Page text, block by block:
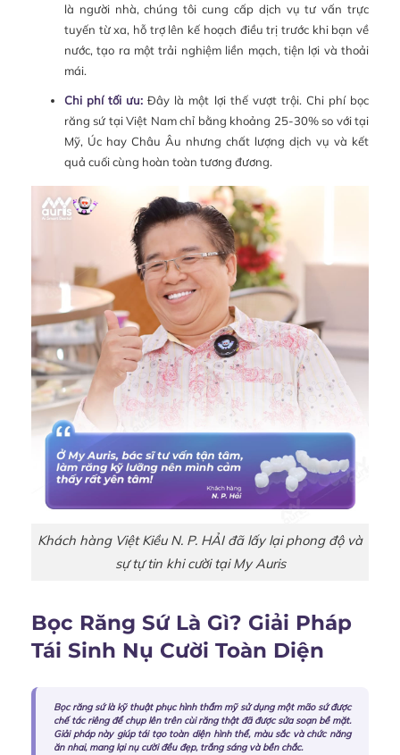
là người nhà, chúng tôi cung cấp dịch vụ tư vấn trực
tuyến từ xa, hỗ trợ lên kế hoạch điều trị trước khi bạn về
nước, tạo ra một trải nghiệm liền mạch, tiện lợi và thoải
mái.
Chi phí tối ưu: Đây là một lợi thế vượt trội. Chi phí bọc
răng sứ tại Việt Nam chỉ bằng khoảng 25-30% so với tại
Mỹ, Úc hay Châu Âu nhưng chất lượng dịch vụ và kết
quả cuối cùng hoàn toàn tương đương.
Khách hàng Việt Kiều N. P. HẢI đã lấy lại phong độ và
sự tự tin khi cười tại My Auris
Bọc Răng Sứ Là Gì? Giải Pháp
Tái Sinh Nụ Cười Toàn Diện
Bọc răng sứ là kỹ thuật phục hình thẩm mỹ sử dụng một mão sứ được
chế tác riêng để chụp lên trên cùi răng thật đã được sửa soạn bề mặt.
Giải pháp này giúp tái tạo toàn diện hình thể, màu sắc và chức năng
ăn nhai, mang lại nụ cười đều đẹp, trắng sáng và bền chắc.